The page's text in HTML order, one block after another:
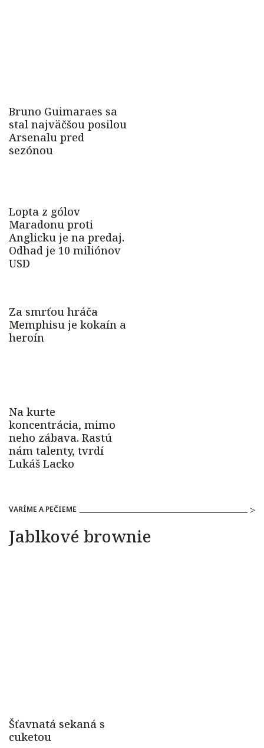
VARÍME A PEČIEME